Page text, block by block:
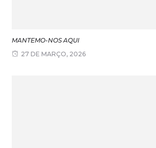
MANTEMO-NOS AQUI
27 DE MARÇO, 2026